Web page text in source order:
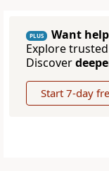
PLUS
Want
Explore
Discover
Start 7-day